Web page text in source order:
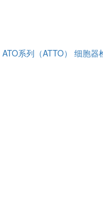
ATO系列（ATTO） 细胞器